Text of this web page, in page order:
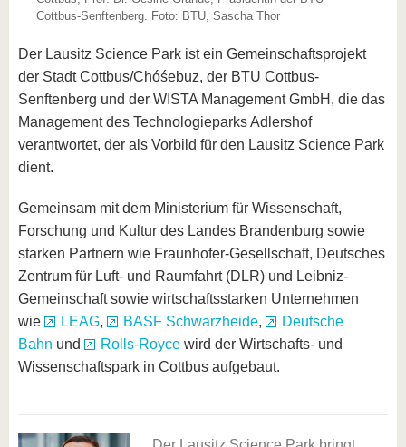
Cottbus-Senftenberg. Foto: BTU, Sascha Thor
Der Lausitz Science Park ist ein Gemeinschaftsprojekt
der Stadt Cottbus/Chóśebuz, der BTU Cottbus-
Senftenberg und der WISTA Management GmbH, die das
Management des Technologieparks Adlershof
verantwortet, der als Vorbild für den Lausitz Science Park
dient.
Gemeinsam mit dem Ministerium für Wissenschaft,
Forschung und Kultur des Landes Brandenburg sowie
starken Partnern wie Fraunhofer-Gesellschaft, Deutsches
Zentrum für Luft- und Raumfahrt (DLR) und Leibniz-
Gemeinschaft sowie wirtschaftsstarken Unternehmen
wie
LEAG, BASF Schwarzheide,
Deutsche
Bahn und Rolls-Royce wird der Wirtschafts- und
Wissenschaftspark in Cottbus aufgebaut.